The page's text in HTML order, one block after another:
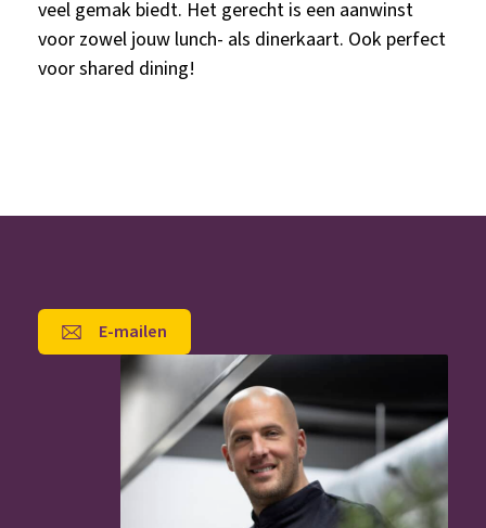
veel gemak biedt. Het gerecht is een aanwinst
voor zowel jouw lunch- als dinerkaart. Ook perfect
voor shared dining!
E-mailen